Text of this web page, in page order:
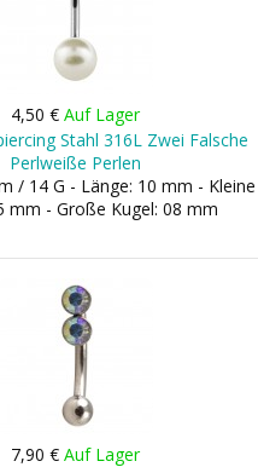
4,50 €Auf Lager
Stahl 316L Zwei Falsche
Perlweiße Perlen
/ 14 G - Länge: 10 mm - Kleine
mm - Große Kugel: 08 mm
7,90 €Auf Lager